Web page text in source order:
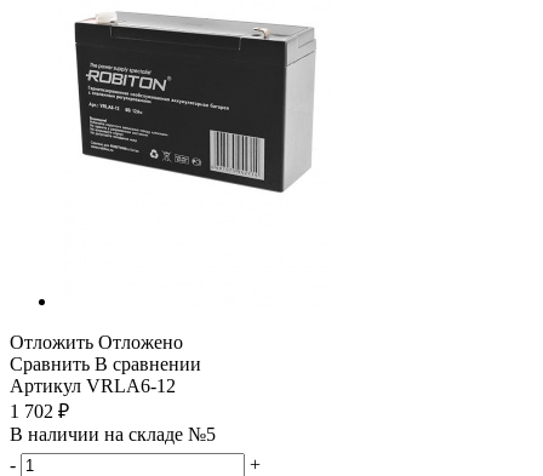
Отложить Отложено
Сравнить В сравнении
Артикул VRLA6-12
1 702 ₽
В наличии на складе №5
-
+